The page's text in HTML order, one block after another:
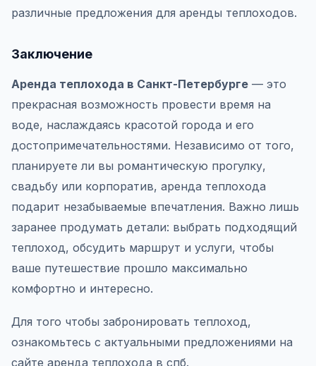
различные предложения для аренды теплоходов.
Заключение
Аренда теплохода в Санкт-Петербурге — это
прекрасная возможность провести время на
воде, наслаждаясь красотой города и его
достопримечательностями. Независимо от того,
планируете ли вы романтическую прогулку,
свадьбу или корпоратив, аренда теплохода
подарит незабываемые впечатления. Важно лишь
заранее продумать детали: выбрать подходящий
теплоход, обсудить маршрут и услуги, чтобы
ваше путешествие прошло максимально
комфортно и интересно.
Для того чтобы забронировать теплоход,
ознакомьтесь с актуальными предложениями на
сайте аренда теплохода в спб.